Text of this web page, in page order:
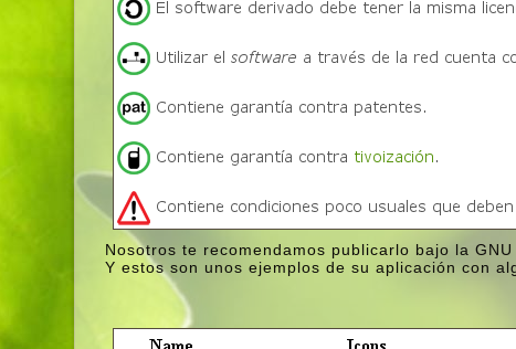
Nosotros te recomendamos publicarlo bajo la GNU
Y estos son unos ejemplos de su aplicación con